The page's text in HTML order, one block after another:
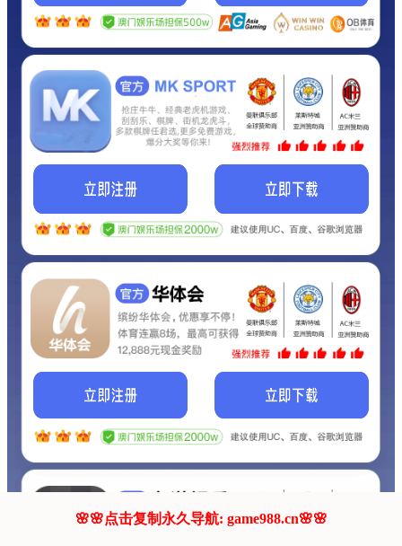
Hey Guys!
我们即将上线啦...
我们的网站正在建设.
它将是非常棒的网站.
联系我们!